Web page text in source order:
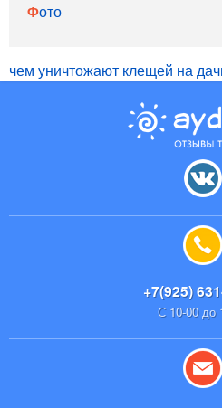
Фото
чем уничтожают клещей на
+7(925)
С 10-00 до